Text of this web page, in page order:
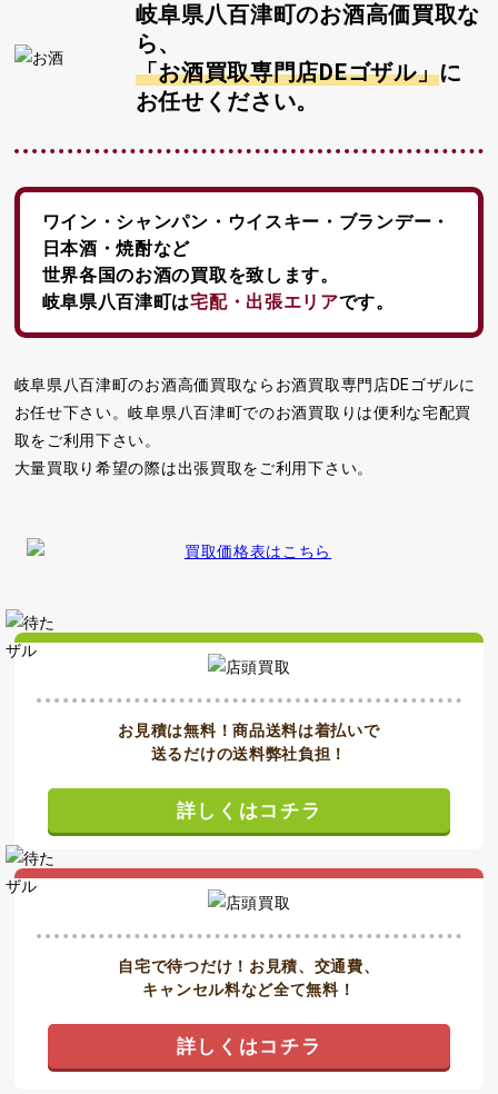
岐阜県八百津町のお酒高価買取な
ら、
「お酒買取専門店DEゴザル」に
お任せください。
ワイン・シャンパン・ウイスキー・ブランデー・
日本酒・焼酎など
世界各国のお酒の買取を致します。
岐阜県八百津町は宅配・出張エリアです。
岐阜県八百津町のお酒高価買取ならお酒買取専門店DEゴザルに
お任せ下さい。岐阜県八百津町でのお酒買取りは便利な宅配買
取をご利用下さい。
大量買取り希望の際は出張買取をご利用下さい。
お見積は無料！商品送料は着払いで
送るだけの送料弊社負担！
詳しくはコチラ
自宅で待つだけ！お見積、交通費、
キャンセル料など全て無料！
詳しくはコチラ